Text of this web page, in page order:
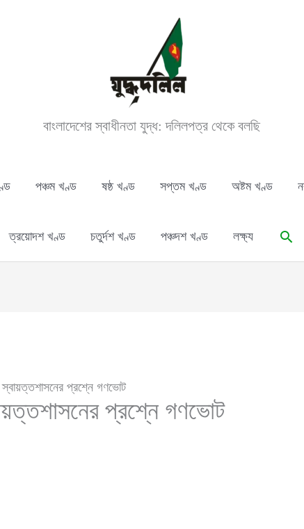
বাংলাদেশের স্বাধীনতা যুদ্ধ: দলিলপত্র থেকে বলছি
পঞ্চম খণ্ড ষষ্ঠ খণ্ড সপ্তম খণ্ড অষ্টম খণ্ড
ত্রয়োদশ খণ্ড চতুর্দশ খণ্ড পঞ্চদশ খণ্ড লক্ষ্য
স্বায়ত্তশাসনের প্রশ্নে গণভোট
প্রশ্নে গণভোট